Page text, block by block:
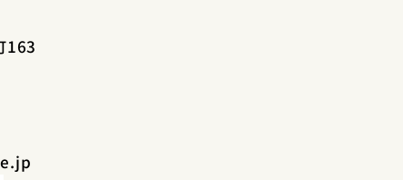
🚶
163